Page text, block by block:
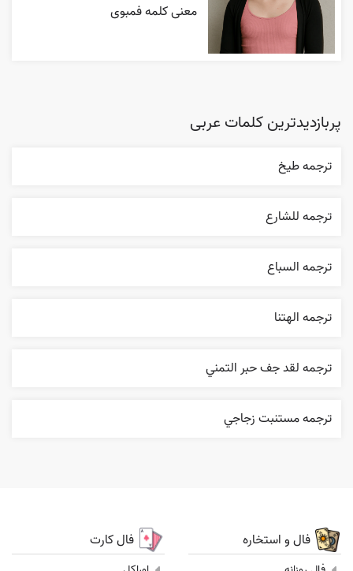
معنی کلمه فمبوی
پربازدیدترین کلمات عربی
ترجمه طيخ
ترجمه للشارع
ترجمه السباع
ترجمه الهتنا
ترجمه لقد جف حبر التمني
ترجمه مستنبت زجاجي
فال و استخاره فال کارت